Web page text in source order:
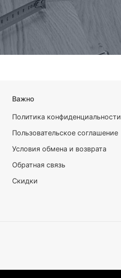
Важно
Политика конфиденциальности
Пользовательское соглашение
Условия обмена и возврата
Обратная связь
Скидки